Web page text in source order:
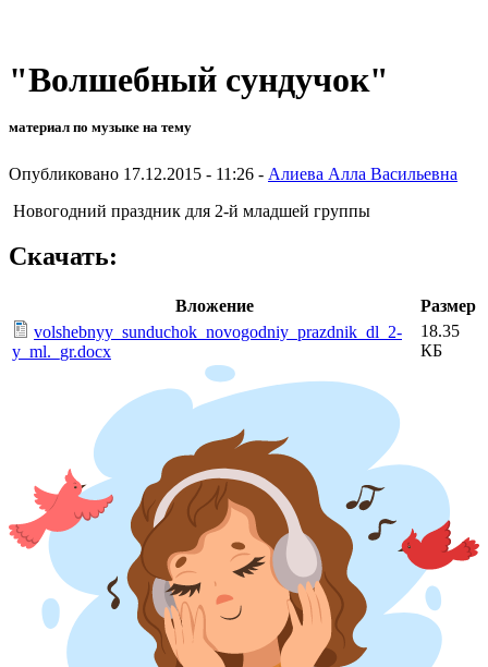
"Волшебный сундучок"
материал по музыке на тему
Опубликовано 17.12.2015 - 11:26 - Алиева Алла Васильевна
Новогодний праздник для 2-й младшей группы
Скачать:
Вложение
Размер
volshebnyy_sunduchok_novogodniy_prazdnik_dl_2-
y_ml._gr.docx
18.35
КБ